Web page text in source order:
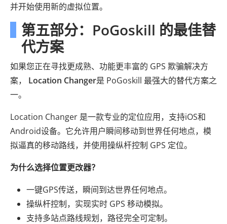
并开始使用新的虚拟位置。
第五部分：PoGoskill 的最佳替
代方案
如果您正在寻找更成熟、功能更丰富的 GPS 欺骗解决方
案， Location Changer是 PoGoskill 最强大的替代方案之
一。
Location Changer 是一款专业的定位应用，支持iOS和
Android设备。它允许用户瞬间移动到世界任何地点，模
拟逼真的移动路线，并使用操纵杆控制 GPS 定位。
为什么选择位置更改器？
一键GPS传送，瞬间到达世界任何地点。
操纵杆控制，实现实时 GPS 移动模拟。
支持多站点路线规划，路径完全可定制。